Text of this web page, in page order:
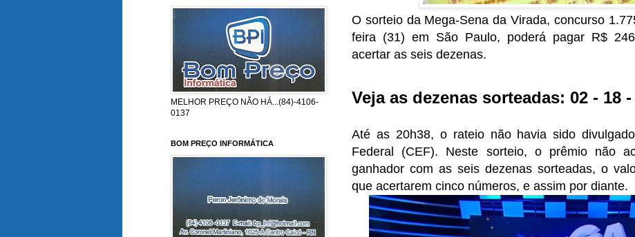
O sorteio da Mega-Sena da Virada, concurso
feira (31) em São Paulo, poderá pagar R$
acertar as seis dezenas.
Veja as dezenas sorteadas: 02 - 18 -
Até as 20h38, o rateio não havia sido
Federal (CEF). Neste sorteio, o prêmio não
ganhador com as seis dezenas sorteadas, o
que acertarem cinco números, e assim por diante.
MELHOR PREÇO NÃO HÁ...(84)-4106-
0137
BOM PREÇO INFORMÁTICA